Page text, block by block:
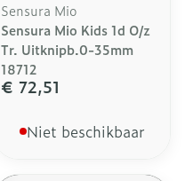
Sensura Mio
Sensura Mio Kids 1d O/z
Tr. Uitknipb.0-35mm
18712
€ 72,51
Niet beschikbaar